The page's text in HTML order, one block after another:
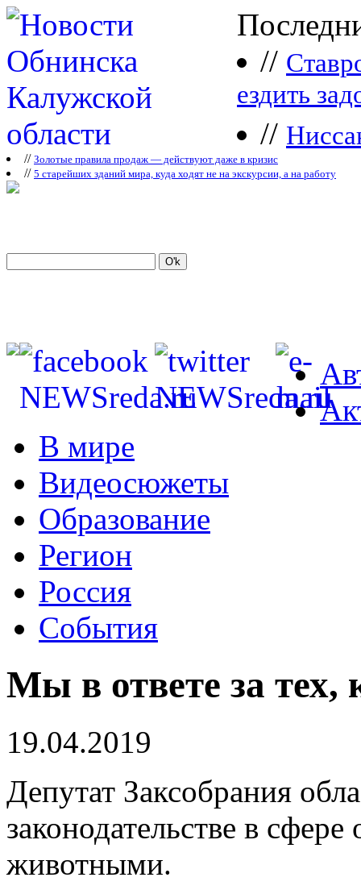
//
ездить
//
// Зoлoтые прaвилa продаж — действуют даже в кризис
// 5 старейших зданий мира, куда ходят не на экскурсии, а на работу
В мире
Видеосюжеты
Образование
Регион
Россия
События
Мы в ответе за тех,
19.04.2019
Депутат Заксобрания
законодательстве в
животными.